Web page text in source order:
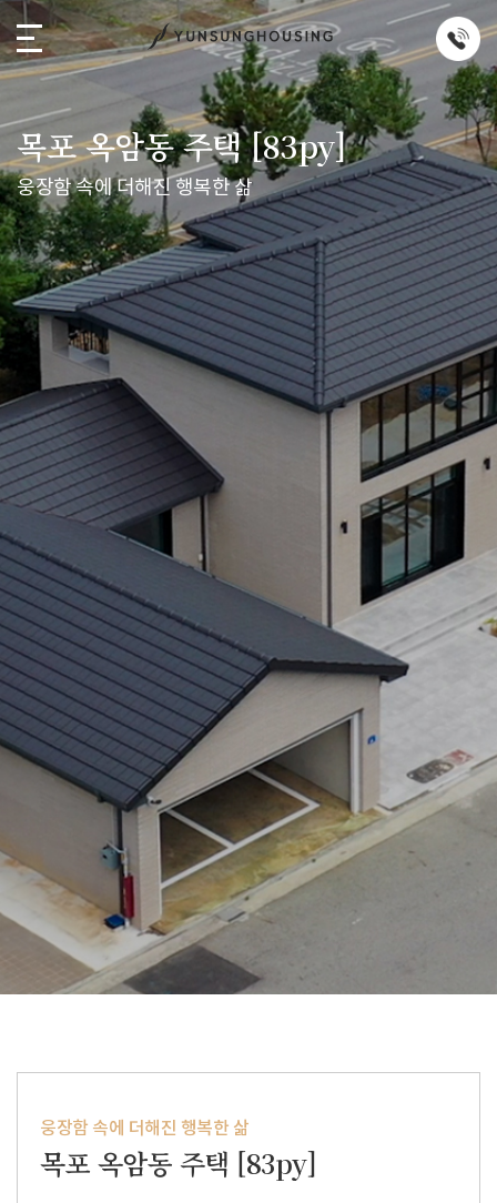
목포 옥암동 주택 [83py]
웅장함 속에 더해진 행복한 삶
웅장함 속에 더해진 행복한 삶
목포 옥암동 주택 [83py]